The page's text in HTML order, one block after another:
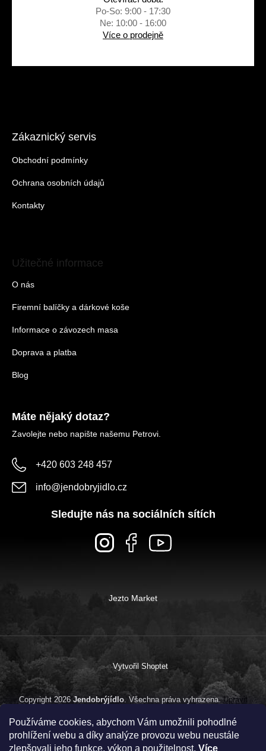
Používáme cookies, abychom Vám umožnili pohodlné
prohlížení webu a díky analýze provozu webu neustále
zlepšovali jeho funkce, výkon a použitelnost. Více
Po-So: 9:00 - 17:30
Ne: 10:00 - 16:00
Více o prodejně
Zákaznický servis
Obchodní podmínky
Ochrana osobních údajů
Kontakty
Užitečné informace
O nás
Firemní balíčky a dárkové koše
Informace o závozech masa
Doprava a platba
Blog
Máte nějaký dotaz?
Zavolejte nebo napište našemu Petrovi.
+420 603 248 457
info@jendobryjidlo.cz
Sledujte nás na sociálních sítích
Jezto Market
Vytvořil Shoptet
Copyright 2026 Jendobrýjídlo. Všechna práva vyhrazena.Upravit